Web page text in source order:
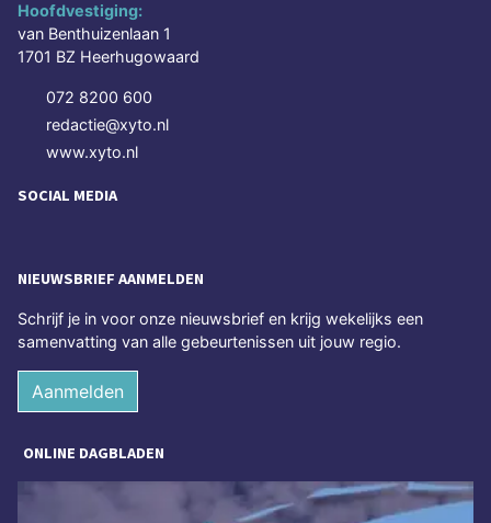
Hoofdvestiging:
van Benthuizenlaan 1
1701 BZ Heerhugowaard
072 8200 600
redactie@xyto.nl
www.xyto.nl
SOCIAL MEDIA
NIEUWSBRIEF AANMELDEN
Schrijf je in voor onze nieuwsbrief en krijg wekelijks een
samenvatting van alle gebeurtenissen uit jouw regio.
Aanmelden
ONLINE DAGBLADEN